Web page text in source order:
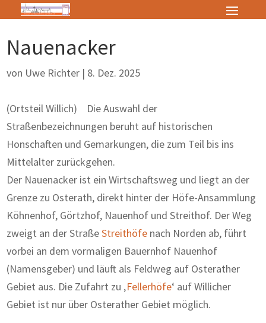
Nauenacker
von Uwe Richter | 8. Dez. 2025
(Ortsteil Willich) Die Auswahl der
Straßenbezeichnungen beruht auf historischen
Honschaften und Gemarkungen, die zum Teil bis ins
Mittelalter zurückgehen.
Der Nauenacker ist ein Wirtschaftsweg und liegt an der
Grenze zu Osterath, direkt hinter der Höfe-Ansammlung
Köhnenhof, Görtzhof, Nauenhof und Streithof. Der Weg
zweigt an der StraßeStreithöfe nach Norden ab, führt
vorbei an dem vormaligen Bauernhof Nauenhof
(Namensgeber) und läuft als Feldweg auf Osterather
Gebiet aus. Die Zufahrt zu ‚Fellerhöfe‘ auf Willicher
Gebiet ist nur über Osterather Gebiet möglich.